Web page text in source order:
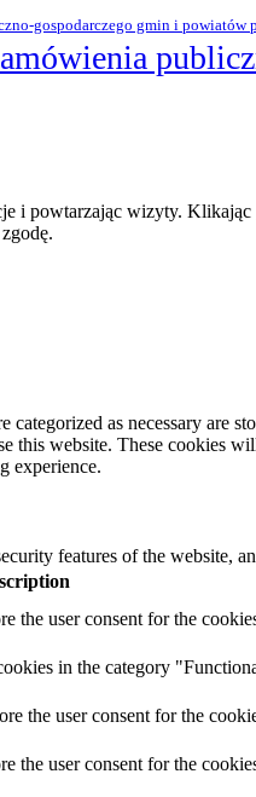
gospodarczego gmin i powiatów
i powtarzając wizyty.
as necessary are
this website. These cookies
experience.
features of the website,
the user consent for the
in the category
the user consent for the
the user consent for the